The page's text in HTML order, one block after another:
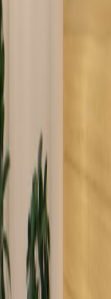
reliable
and
Let
fronted
onsite
area,
glass
in fully
of the
America.
California,